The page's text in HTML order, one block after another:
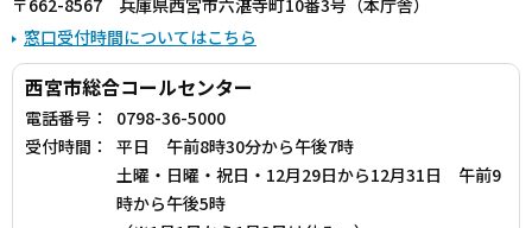
〒662-8567 兵庫県西宮市六湛寺町10番3号（本庁舎）
窓口受付時間についてはこちら
西宮市総合コールセンター
電話番号：
0798-36-5000
受付時間：
平日 午前8時30分から午後7時
土曜・日曜・祝日・12月29日から12月31日 午前9
時から午後5時